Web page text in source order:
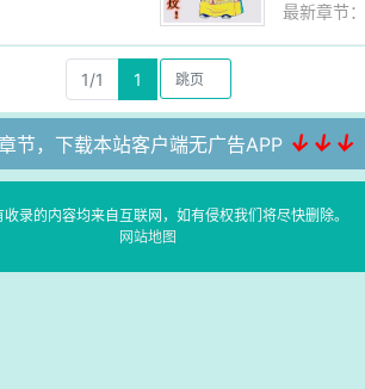
最新章节：
1/1 1
节，下载本站客户端无广告APP ↓↓↓
录的内容均来自互联网，如有侵权我们将尽快删除。
网站地图